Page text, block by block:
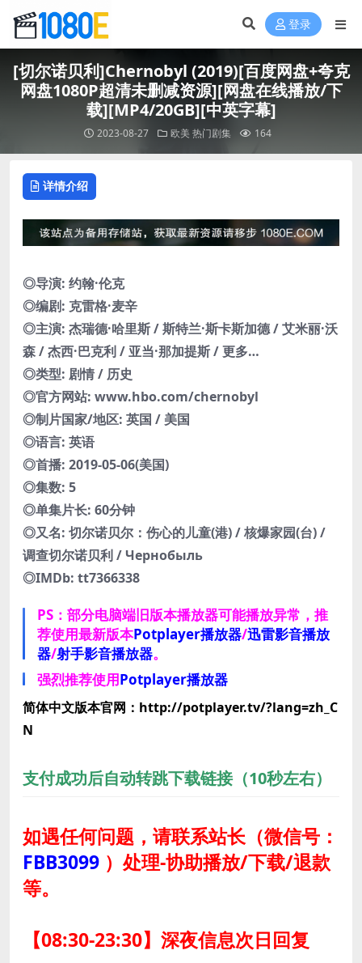
登录
[切尔诺贝利]Chernobyl (2019)[百度网盘+夸克
网盘1080P超清未删减资源][网盘在线播放/下
载][MP4/20GB][中英字幕]
2023-08-27 欧美热门剧集 164
详情介绍
◎导演: 约翰·伦克
◎编剧: 克雷格·麦辛
◎主演: 杰瑞德·哈里斯 / 斯特兰·斯卡斯加德 / 艾米丽·沃
森 / 杰西·巴克利 / 亚当·那加提斯 / 更多…
◎类型: 剧情 / 历史
◎官方网站: www.hbo.com/chernobyl
◎制片国家/地区: 英国 / 美国
◎语言: 英语
◎首播: 2019-05-06(美国)
◎集数: 5
◎单集片长: 60分钟
◎又名: 切尔诺贝尔：伤心的儿童(港) / 核爆家园(台) /
调查切尔诺贝利 / Чернобыль
◎IMDb: tt7366338
PS：部分电脑端旧版本播放器可能播放异常，推
荐使用最新版本Potplayer播放器/迅雷影音播放
器/射手影音播放器。
强烈推荐使用Potplayer播放器
简体中文版本官网：http://potplayer.tv/?lang=zh_C
N
支付成功后自动转跳下载链接（10秒左右）
如遇任何问题，请联系站长（微信号：
FBB3099 ） 处理-协助播放/下载/退款
等。
【08:30-23:30】深夜信息次日回复